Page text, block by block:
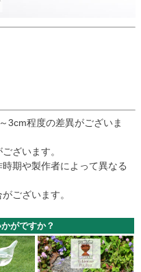
3cm程度の差異がございま
ざいます。
期や製作者によって異なる
ございます。
がですか？